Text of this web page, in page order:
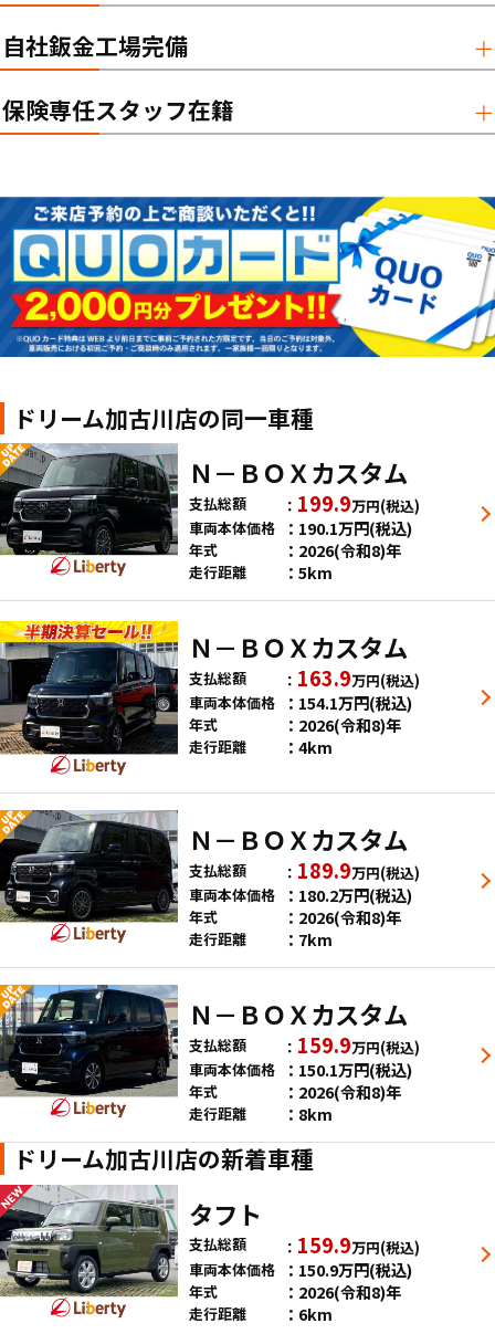
自社鈑金工場完備
保険専任スタッフ在籍
ドリーム加古川店の同一車種
Ｎ－ＢＯＸカスタム
支払総額 199.9万円(税込)
車両本体価格
190.1万円(税込)
年式 2026(令和8)年
走行距離 5km
Ｎ－ＢＯＸカスタム
支払総額 163.9万円(税込)
車両本体価格
154.1万円(税込)
年式 2026(令和8)年
走行距離 4km
Ｎ－ＢＯＸカスタム
支払総額 189.9万円(税込)
車両本体価格
180.2万円(税込)
年式 2026(令和8)年
走行距離 7km
Ｎ－ＢＯＸカスタム
支払総額 159.9万円(税込)
車両本体価格
150.1万円(税込)
年式 2026(令和8)年
走行距離 8km
ドリーム加古川店の新着車種
タフト
支払総額 159.9万円(税込)
車両本体価格
150.9万円(税込)
年式 2026(令和8)年
走行距離 6km